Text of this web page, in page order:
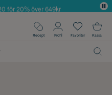
inom Skönhet
för 20% över 649kr
köp*
Recept Profil Favoriter Kassa